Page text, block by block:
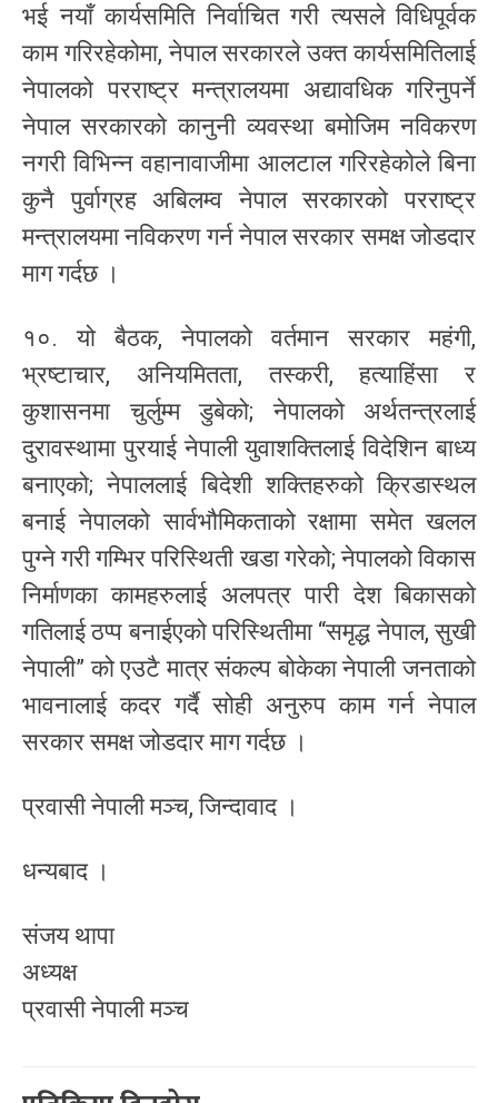
भई नयाँ कार्यसमिति निर्वाचित गरी त्यसले विधिपूर्वक
काम गरिरहेकोमा, नेपाल सरकारले उक्त कार्यसमितिलाई
नेपालको परराष्ट्र मन्त्रालयमा अद्यावधिक गरिनुपर्ने
नेपाल सरकारको कानुनी व्यवस्था बमोजिम नविकरण
नगरी विभिन्न वहानावाजीमा आलटाल गरिरहेकोले बिना
कुनै पुर्वाग्रह अबिलम्व नेपाल सरकारको परराष्ट्र
मन्त्रालयमा नविकरण गर्न नेपाल सरकार समक्ष जोडदार
माग गर्दछ ।
१०. यो बैठक, नेपालको वर्तमान सरकार महंगी,
भ्रष्टाचार, अनियमितता, तस्करी, हत्याहिंसा र
कुशासनमा चुर्लुम्म डुबेको; नेपालको अर्थतन्त्रलाई
दुरावस्थामा पुरयाई नेपाली युवाशक्तिलाई विदेशिन बाध्य
बनाएको; नेपाललाई बिदेशी शक्तिहरुको क्रिडास्थल
बनाई नेपालको सार्वभौमिकताको रक्षामा समेत खलल
पुग्ने गरी गम्भिर परिस्थिती खडा गरेको; नेपालको विकास
निर्माणका कामहरुलाई अलपत्र पारी देश बिकासको
गतिलाई ठप्प बनाईएको परिस्थितीमा “समृद्ध नेपाल, सुखी
नेपाली” को एउटै मात्र संकल्प बोकेका नेपाली जनताको
भावनालाई कदर गर्दै सोही अनुरुप काम गर्न नेपाल
सरकार समक्ष जोडदार माग गर्दछ ।
प्रवासी नेपाली मञ्च, जिन्दावाद ।
धन्यबाद ।
संजय थापा
अध्यक्ष
प्रवासी नेपाली मञ्च